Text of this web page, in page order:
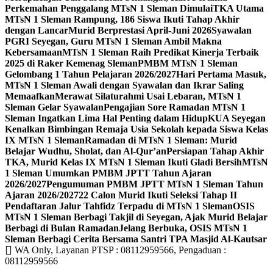
Perkemahan Penggalang MTsN 1 Sleman DimulaiTKA Utama
MTsN 1 Sleman Rampung, 186 Siswa Ikuti Tahap Akhir
dengan LancarMurid Berprestasi April-Juni 2026Syawalan
PGRI Seyegan, Guru MTsN 1 Sleman Ambil Makna
KebersamaanMTsN 1 Sleman Raih Predikat Kinerja Terbaik
2025 di Raker Kemenag SlemanPMBM MTsN 1 Sleman
Gelombang 1 Tahun Pelajaran 2026/2027Hari Pertama Masuk,
MTsN 1 Sleman Awali dengan Syawalan dan Ikrar Saling
MemaafkanMerawat Silaturahmi Usai Lebaran, MTsN 1
Sleman Gelar SyawalanPengajian Sore Ramadan MTsN 1
Sleman Ingatkan Lima Hal Penting dalam HidupKUA Seyegan
Kenalkan Bimbingan Remaja Usia Sekolah kepada Siswa Kelas
IX MTsN 1 SlemanRamadan di MTsN 1 Sleman: Murid
Belajar Wudhu, Sholat, dan Al-Qur’anPersiapan Tahap Akhir
TKA, Murid Kelas IX MTsN 1 Sleman Ikuti Gladi BersihMTsN
1 Sleman Umumkan PMBM JPTT Tahun Ajaran
2026/2027Pengumuman PMBM JPTT MTsN 1 Sleman Tahun
Ajaran 2026/202722 Calon Murid Ikuti Seleksi Tahap II
Pendaftaran Jalur Tahfidz Terpadu di MTsN 1 SlemanOSIS
MTsN 1 Sleman Berbagi Takjil di Seyegan, Ajak Murid Belajar
Berbagi di Bulan RamadanJelang Berbuka, OSIS MTsN 1
Sleman Berbagi Cerita Bersama Santri TPA Masjid Al-Kautsar
WA Only, Layanan PTSP : 08112959566, Pengaduan :
08112959566